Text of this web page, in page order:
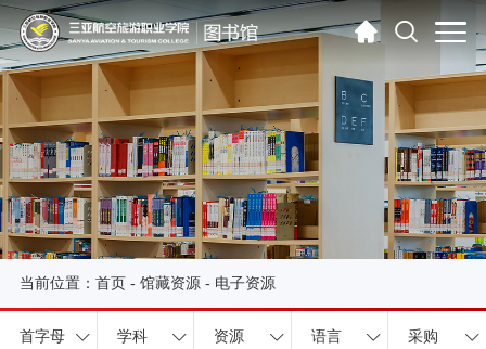
当前位置： 首页- 馆藏资源- 电子资源
首字母 学科 资源 语言 采购